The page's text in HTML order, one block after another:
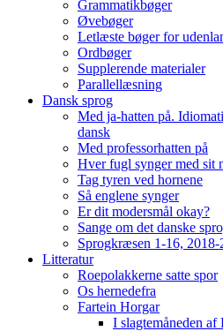
Grammatikbøger
Øvebøger
Letlæste bøger for
Ordbøger
Supplerende materialer
Parallellæsning
Dansk sprog
Med ja-hatten på.
dansk
Med professorhatten på
Hver fugl synger med sit
Tag tyren ved hornene
Så englene synger
Er dit modersmål okay?
Sange om det danske
Sprogkræsen 1-16, 2018-
Litteratur
Roepolakkerne satte spor
Os hernedefra
Fartein Horgar
I slagtemåneden af